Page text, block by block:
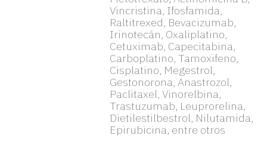
Vincristina, Ifosfamida,
Raltitrexed, Bevacizumab,
Irinotecán, Oxaliplatino,
Cetuximab, Capecitabina,
Carboplatino, Tamoxifeno,
Cisplatino, Megestrol,
Gestonorona, Anastrozol,
Paclitaxel, Vinorelbina,
Trastuzumab, Leuprorelina,
Dietilestilbestrol, Nilutamida,
Epirubicina, entre otros